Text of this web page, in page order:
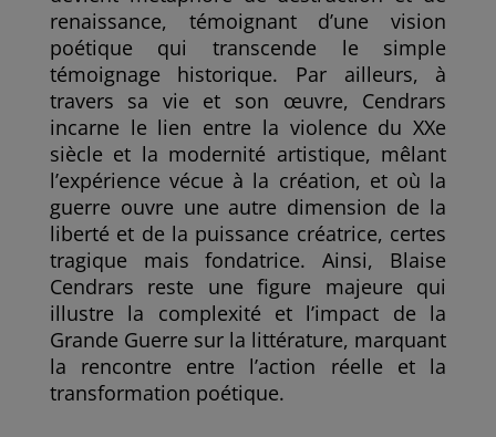
renaissance, témoignant d’une vision
poétique qui transcende le simple
témoignage historique. Par ailleurs, à
travers sa vie et son œuvre, Cendrars
incarne le lien entre la violence du XXe
siècle et la modernité artistique, mêlant
l’expérience vécue à la création, et où la
guerre ouvre une autre dimension de la
liberté et de la puissance créatrice, certes
tragique mais fondatrice. Ainsi, Blaise
Cendrars reste une figure majeure qui
illustre la complexité et l’impact de la
Grande Guerre sur la littérature, marquant
la rencontre entre l’action réelle et la
transformation poétique.